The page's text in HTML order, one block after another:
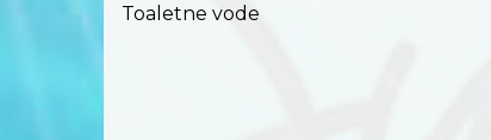
Toaletne vode